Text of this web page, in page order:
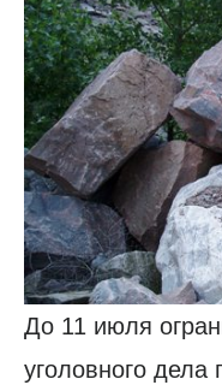
До 11 июля
уголовного дела